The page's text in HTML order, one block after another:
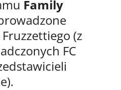
Family
(z
FC